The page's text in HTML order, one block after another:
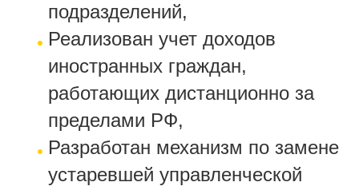
подразделений,
Реализован учет доходов
иностранных граждан,
работающих дистанционно за
пределами РФ,
Разработан механизм по замене
устаревшей управленческой